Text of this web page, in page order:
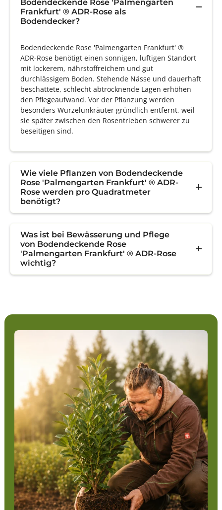
Bodendeckende Rose 'Palmengarten
Frankfurt' ® ADR-Rose als
Bodendecker?
Bodendeckende Rose 'Palmengarten Frankfurt' ®
ADR-Rose benötigt einen sonnigen, luftigen Standort
mit lockerem, nährstoffreichem und gut
durchlässigem Boden. Stehende Nässe und dauerhaft
beschattete, schlecht abtrocknende Lagen erhöhen
den Pflegeaufwand. Vor der Pflanzung werden
besonders Wurzelunkräuter gründlich entfernt, weil
sie später zwischen den Rosentrieben schwerer zu
beseitigen sind.
Wie viele Pflanzen von Bodendeckende
Rose 'Palmengarten Frankfurt' ® ADR-
Rose werden pro Quadratmeter
benötigt?
Was ist bei Bewässerung und Pflege
von Bodendeckende Rose
'Palmengarten Frankfurt' ® ADR-Rose
wichtig?